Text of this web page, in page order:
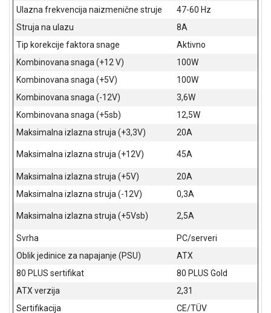
FOTOAPARATI
GPS
VIDEO
NADZOR I
OPREMA
ADAPTERI
MATERIJAL
SVE
KUĆU
ŠKOLSKI
Ulazna frekvencija naizmenične struje
47-60 Hz
Struja na ulazu
8A
Tip korekcije faktora snage
Aktivno
Kombinovana snaga (+12 V)
100W
Kombinovana snaga (+5V)
100W
Kombinovana snaga (-12V)
3,6W
Kombinovana snaga (+5sb)
12,5W
Maksimalna izlazna struja (+3,3V)
20A
Maksimalna izlazna struja (+12V) 45A
Maksimalna izlazna struja (+5V)
20A
Maksimalna izlazna struja (-12V)
0,3A
Maksimalna izlazna struja (+5Vsb) 2,5A
Svrha
PC/serveri
Oblik jedinice za napajanje (PSU)
ATX
80 PLUS sertifikat
80 PLUS Gold
ATX verzija
2,31
Sertifikacija
CE/TÜV